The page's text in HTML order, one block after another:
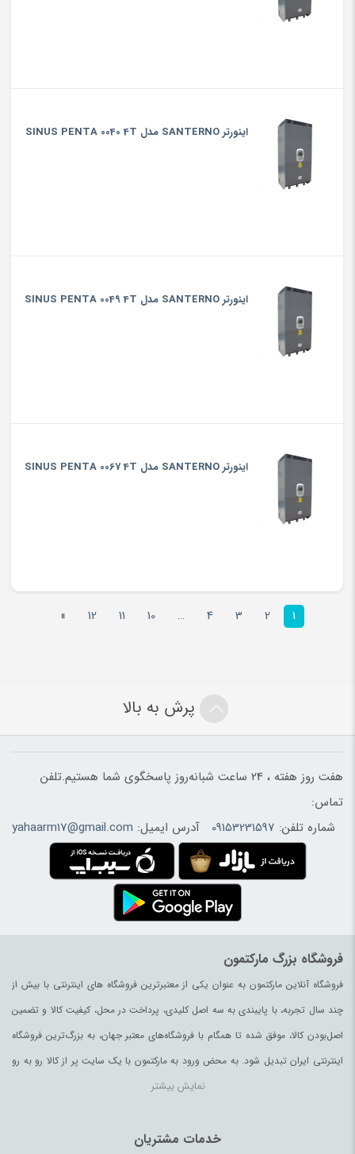
اینورتر SANTERNO مدل SINUS PENTA 0040 4T
اینورتر SANTERNO مدل SINUS PENTA 0049 4T
اینورتر SANTERNO مدل SINUS PENTA 0067 4T
1
2
3
4
…
10
11
12
»
پرش به بالا
هفت روز هفته ، 24 ساعت شبانه‌روز پاسخگوی شما هستیم.تلفن
تماس:
شماره تلفن: 09153231597 آدرس ایمیل: yahaarm17@gmail.com
فروشگاه بزرگ مارکتمون
فروشگاه آنلاین مارکتمون به عنوان یکی از معتبرترین فروشگاه های اینترنتی با بیش از
چند سال تجربه، با پایبندی به سه اصل کلیدی، پرداخت در محل، کیفیت کالا و تضمین
اصل‌بودن کالا، موفق شده تا همگام با فروشگاه‌های معتبر جهان، به بزرگ‌ترین فروشگاه
اینترنتی ایران تبدیل شود. به محض ورود به مارکتمون با یک سایت پر از کالا رو به رو
می‌شوید. هر آنچه که نیاز دارید و به ذهن شما خطور می‌کند در اینجا پیدا خواهید کرد.
نمایش بیشتر
خدمات مشتریان